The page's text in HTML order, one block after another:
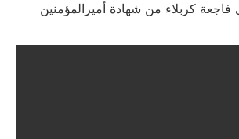
کربلاء من شهادة أمیرالمؤمنین